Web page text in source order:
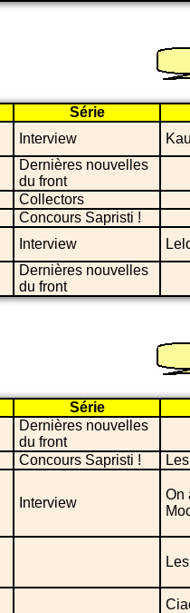
Série
Interview
Dernières nouvelles
du front
Collectors
Concours Sapristi !
Interview
Dernières nouvelles
du front
Série
Dernières nouvelles
du front
Concours Sapristi !
Interview
On